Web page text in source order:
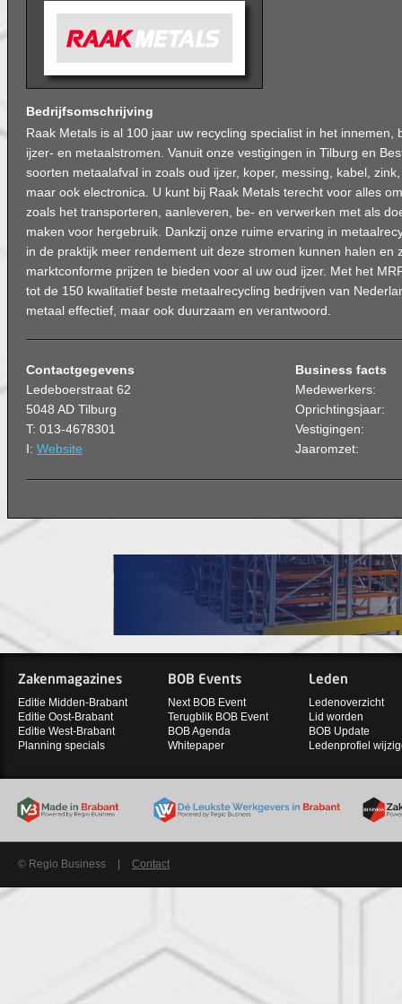
Bedrijfsomschrijving
Raak Metals is al 100 jaar uw recycling specialist in het innemen,
ijzer- en metaalstromen. Vanuit onze vestigingen in Tilburg en
soorten metaalafval in zoals oud ijzer, koper, messing, kabel,
maar ook electronica. U kunt bij Raak Metals terecht voor alles
zoals het transporteren, aanleveren, be- en verwerken met als
maken voor hergebruik. Dankzij onze ruime ervaring in
in de praktijk meer rendement uit deze stromen kunnen halen en
marktconforme prijzen te bieden voor al uw oud ijzer. Met het
tot de 150 kwalitatief beste metaalrecycling bedrijven van
metaal effectief, maar ook duurzaam en verantwoord.
Contactgegevens
Ledeboerstraat 62
5048 AD Tilburg
T: 013-4678301
I: Website
Business facts
Medewerkers:
Oprichtingsjaar:
Vestigingen:
Jaaromzet:
Zakenmagazines
Editie Midden-Brabant
Editie Oost-Brabant
Editie West-Brabant
Planning specials
BOB Events
Next BOB Event
Terugblik BOB Event
BOB Agenda
Whitepaper
Leden
Ledenoverzicht
Lid worden
BOB Update
Ledenprofiel
© Regio Business Contact